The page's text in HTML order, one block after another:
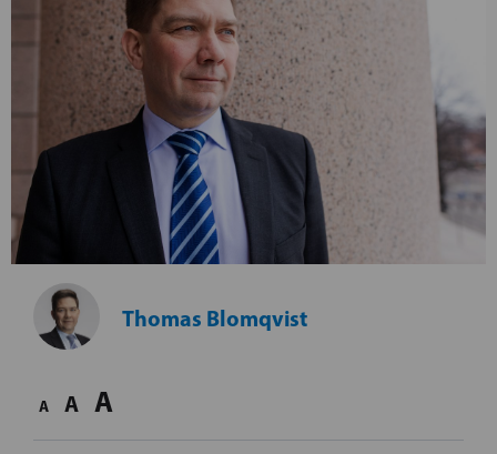
Thomas Blomqvist
A A A